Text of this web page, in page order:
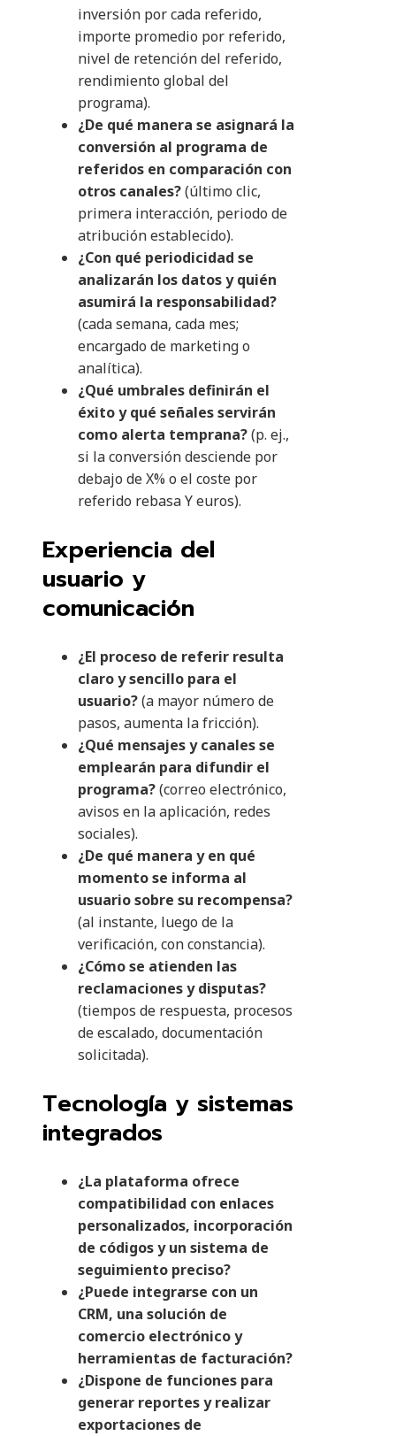
inversión por cada referido,
importe promedio por referido,
nivel de retención del referido,
rendimiento global del
programa).
¿De qué manera se asignará la
conversión al programa de
referidos en comparación con
otros canales?(último clic,
primera interacción, periodo de
atribución establecido).
¿Con qué periodicidad se
analizarán los datos y quién
asumirá la responsabilidad?
(cada semana, cada mes;
encargado de marketing o
analítica).
¿Qué umbrales definirán el
éxito y qué señales servirán
como alerta temprana?(p. ej.,
si la conversión desciende por
debajo de X% o el coste por
referido rebasa Y euros).
Experiencia del
usuario y
comunicación
¿El proceso de referir resulta
claro y sencillo para el
usuario?(a mayor número de
pasos, aumenta la fricción).
¿Qué mensajes y canales se
emplearán para difundir el
programa?(correo electrónico,
avisos en la aplicación, redes
sociales).
¿De qué manera y en qué
momento se informa al
usuario sobre su recompensa?
(al instante, luego de la
verificación, con constancia).
¿Cómo se atienden las
reclamaciones y disputas?
(tiempos de respuesta, procesos
de escalado, documentación
solicitada).
Tecnología y sistemas
integrados
¿La plataforma ofrece
compatibilidad con enlaces
personalizados, incorporación
de códigos y un sistema de
seguimiento preciso?
¿Puede integrarse con un
CRM, una solución de
comercio electrónico y
herramientas de facturación?
¿Dispone de funciones para
generar reportes y realizar
exportaciones de